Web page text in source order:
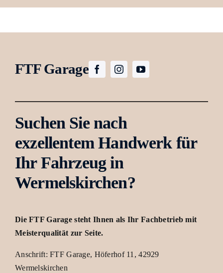
FTF Garage
Suchen Sie nach
exzellentem Handwerk für
Ihr Fahrzeug in
Wermelskirchen?
Die FTF Garage steht Ihnen als Ihr Fachbetrieb mit
Meisterqualität zur Seite.
Anschrift: FTF Garage, Höferhof 11, 42929
Wermelskirchen